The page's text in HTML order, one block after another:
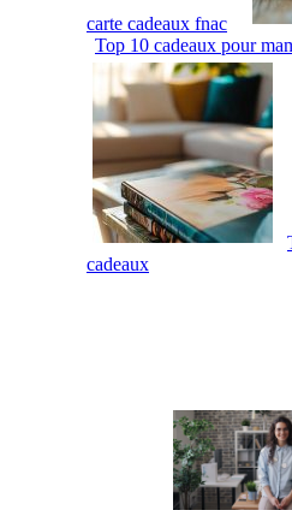
carte cadeaux fnac
Top 10 cadeaux pour
cadeaux